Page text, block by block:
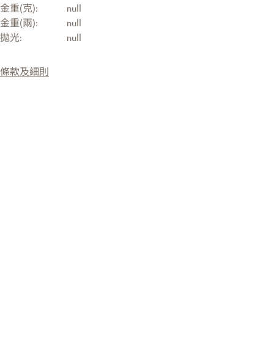
金重(克):
null
金重(兩):
null
拋光:
null
條款及細則